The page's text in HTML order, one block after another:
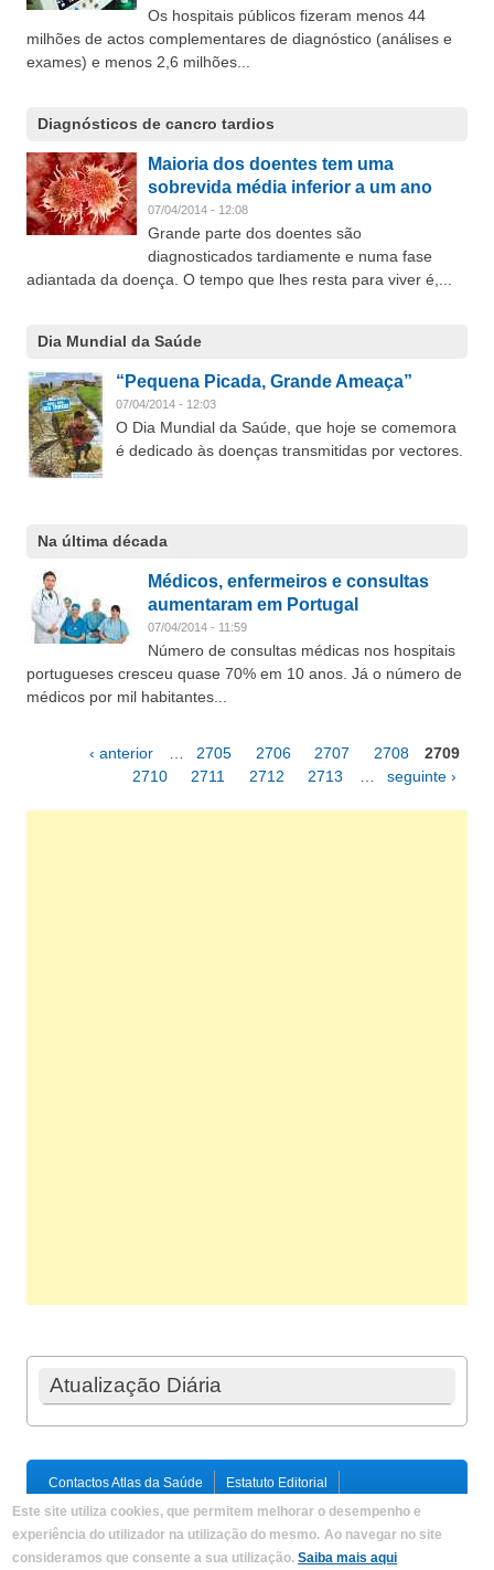
Os hospitais públicos fizeram menos 44
milhões de actos complementares de diagnóstico (análises e
exames) e menos 2,6 milhões...
Diagnósticos de cancro tardios
Maioria dos doentes tem uma
sobrevida média inferior a um ano
07/04/2014 - 12:08
Grande parte dos doentes são
diagnosticados tardiamente e numa fase
adiantada da doença. O tempo que lhes resta para viver é,...
Dia Mundial da Saúde
“Pequena Picada, Grande Ameaça”
07/04/2014 - 12:03
O Dia Mundial da Saúde, que hoje se comemora
é dedicado às doenças transmitidas por vectores.
Na última década
Médicos, enfermeiros e consultas
aumentaram em Portugal
07/04/2014 - 11:59
Número de consultas médicas nos hospitais
portugueses cresceu quase 70% em 10 anos. Já o número de
médicos por mil habitantes...
Páginas‹ anterior 2705 2706 2707 2708
2709
2710
2711 2712 2713 seguinte ›
Atualização Diária
Contactos Atlas da Saúde
Estatuto Editorial
Ficha Técnica
Política de Privacidade / Termos e Condições
Mapa do Site
Este site utiliza cookies, que permitem melhorar o desempenho e
experiência do utilizador na utilização do mesmo. Ao navegar no site
consideramos que consente a sua utilização.Saiba mais aqui